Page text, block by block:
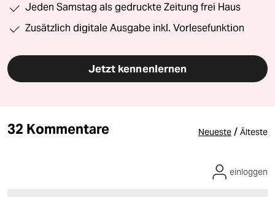
Jeden Samstag als gedruckte Zeitung frei Haus
Zusätzlich digitale Ausgabe inkl. Vorlesefunktion
Jetzt kennenlernen
32 Kommentare Neueste / Älteste
einloggen